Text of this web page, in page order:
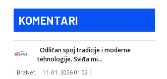
KOMENTARI
Odličan spoj tradicije i moderne
tehnologije. Sviđa mi...
BrzNet 11. 01. 2026 01:02